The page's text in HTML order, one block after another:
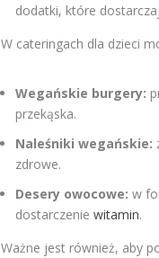
dodatki, które
W cateringach dla dzieci
Wegańskie burgery:
przekąska.
Naleśniki wegańskie:
zdrowe.
Desery owocowe: w
dostarczenie witamin.
Ważne jest również, aby